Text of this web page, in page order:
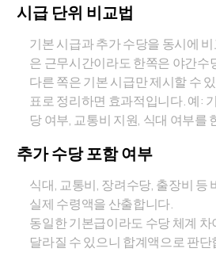
시급 단위 비교법
기본 시급과 추가 수당을 동시에
은 근무시간이라도 한쪽은 야간수
다른 쪽은 기본 시급만 제시할 수
표로 정리하면 효과적입니다. 예:
당 여부, 교통비 지원, 식대 여부를
추가 수당 포함 여부
식대, 교통비, 장려수당, 출장비 등
실제 수령액을 산출합니다.
동일한 기본급이라도 수당 체계
달라질 수 있으니 합계액으로 판단